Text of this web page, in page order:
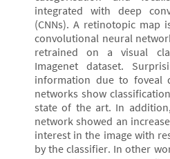
integrated with deep
(CNNs). A retinotopic map
convolutional neural
retrained on a visual
Imagenet dataset.
information due to foveal
networks show
state of the art. In
network showed an
interest in the image with
by the classifier. In other